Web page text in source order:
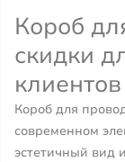
Короб
скидки
клиентов
Короб для
современном
эстетичный вид